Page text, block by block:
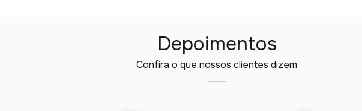
Depoimentos
Confira o que nossos clientes dizem